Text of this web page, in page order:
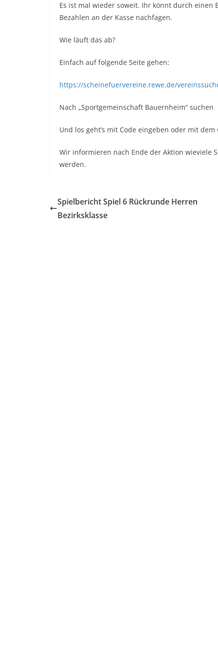
Es ist mal wieder soweit. Ihr könnt durch einen
Bezahlen an der Kasse nachfagen.
Wie läuft das ab?
Einfach auf folgende Seite gehen:
https://scheinefuervereine.rewe.de/
Nach „Sportgemeinschaft Bauernheim“ suchen
Und los geht’s mit Code eingeben oder mit dem
Wir informieren nach Ende der Aktion wieviele
werden.
Spielbericht Spiel 6 Rückrunde Herren
Bezirksklasse